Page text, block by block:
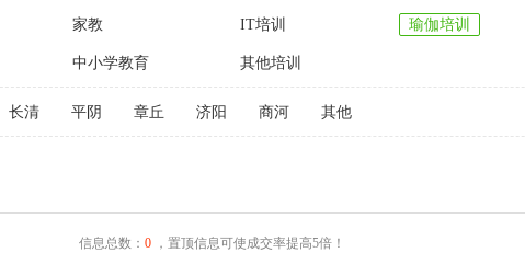
家教 IT培训 瑜伽培训
中小学教育 其他培训
长清 平阴 章丘 济阳 商河 其他
信息总数： 0，置顶信息可使成交率提高5倍！